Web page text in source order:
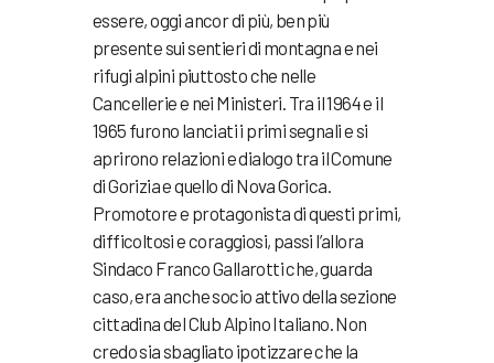
essere, oggi ancor di più, ben più
presente sui sentieri di montagna e nei
rifugi alpini piuttosto che nelle
Cancellerie e nei Ministeri. Tra il 1964 e il
1965 furono lanciati i primi segnali e si
aprirono relazioni e dialogo tra il Comune
di Gorizia e quello di Nova Gorica.
Promotore e protagonista di questi primi,
difficoltosi e coraggiosi, passi l’allora
Sindaco Franco Gallarotti che, guarda
caso, era anche socio attivo della sezione
cittadina del Club Alpino Italiano. Non
credo sia sbagliato ipotizzare che la